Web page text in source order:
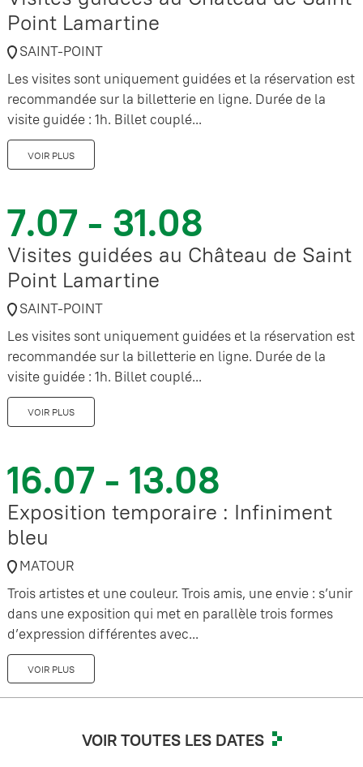
Point Lamartine
SAINT-POINT
Les visites sont uniquement guidées et la réservation est
recommandée sur la billetterie en ligne. Durée de la
visite guidée : 1h. Billet couplé...
VOIR PLUS
7.07 - 31.08
Visites guidées au Château de Saint
Point Lamartine
SAINT-POINT
Les visites sont uniquement guidées et la réservation est
recommandée sur la billetterie en ligne. Durée de la
visite guidée : 1h. Billet couplé...
VOIR PLUS
16.07 - 13.08
Exposition temporaire : Infiniment
bleu
MATOUR
Trois artistes et une couleur. Trois amis, une envie : s’unir
dans une exposition qui met en parallèle trois formes
d’expression différentes avec...
VOIR PLUS
VOIR TOUTES LES DATES